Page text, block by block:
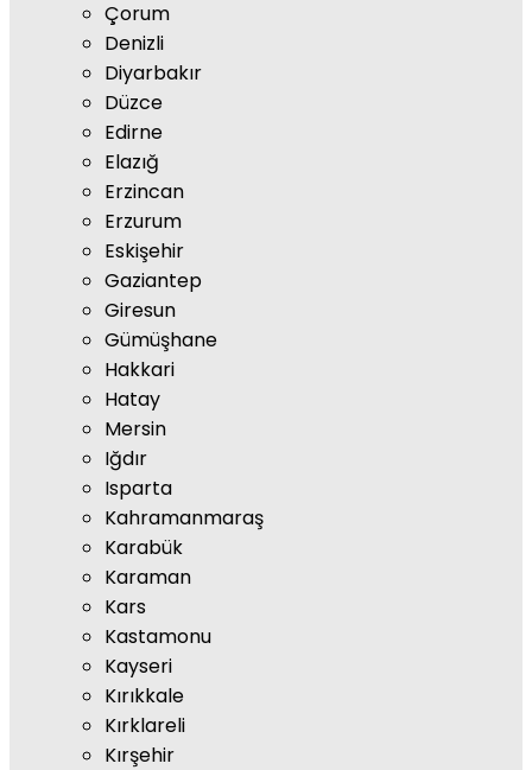
Çorum
Denizli
Diyarbakır
Düzce
Edirne
Elazığ
Erzincan
Erzurum
Eskişehir
Gaziantep
Giresun
Gümüşhane
Hakkari
Hatay
Mersin
Iğdır
Isparta
Kahramanmaraş
Karabük
Karaman
Kars
Kastamonu
Kayseri
Kırıkkale
Kırklareli
Kırşehir